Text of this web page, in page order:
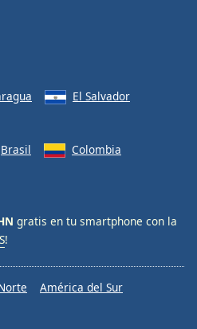
El Salvador
Brasil
Colombia
gratis en tu smartphone con la
!
América del Sur